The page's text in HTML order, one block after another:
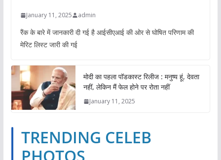
January 11, 2025 admin
रैंक के बारे में जानकारी दी गई है आईसीएआई की ओर से घोषित परिणाम की
मेरिट लिस्ट जारी की गई
मोदी का पहला पॉडकास्ट रिलीज : मनुष्य हूं, देवता
नहीं, लेकिन मैं फेल होने पर रोता नहीं
January 11, 2025
TRENDING CELEB